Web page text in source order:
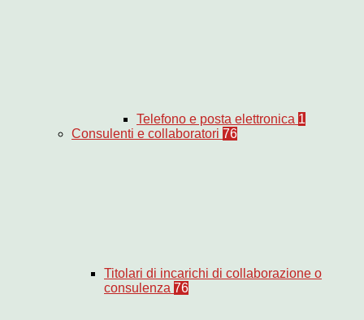
Telefono e posta elettronica 1
Consulenti e collaboratori 76
Titolari di incarichi di collaborazione o
consulenza 76